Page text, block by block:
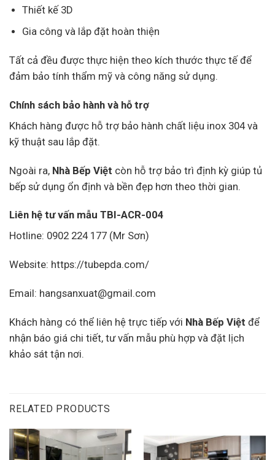
Thiết kế 3D
Gia công và lắp đặt hoàn thiện
Tất cả đều được thực hiện theo kích thước thực tế để
đảm bảo tính thẩm mỹ và công năng sử dụng.
Chính sách bảo hành và hỗ trợ
Khách hàng được hỗ trợ bảo hành chất liệu inox 304 và
kỹ thuật sau lắp đặt.
Ngoài ra, Nhà Bếp Việt còn hỗ trợ bảo trì định kỳ giúp tủ
bếp sử dụng ổn định và bền đẹp hơn theo thời gian.
Liên hệ tư vấn mẫu TBI-ACR-004
Hotline: 0902 224 177 (Mr Sơn)
Website: https://tubepda.com/
Email: hangsanxuat@gmail.com
Khách hàng có thể liên hệ trực tiếp với Nhà Bếp Việt để
nhận báo giá chi tiết, tư vấn mẫu phù hợp và đặt lịch
khảo sát tận nơi.
RELATED PRODUCTS